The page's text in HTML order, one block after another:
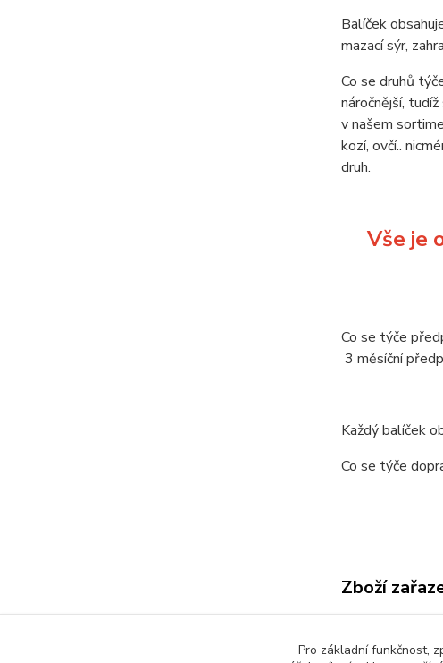
Balíček
mazací sýr,
Co se druhů
náročnější,
v našem
kozí, ovčí..
druh.
Vše je
Co se týče
3 měsíční
Každý balíček
Co se týče
Zboží
Pro základní funkčnost,